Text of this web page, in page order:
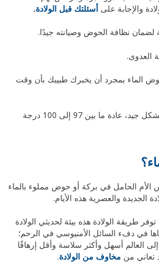
والإجابة على أسئلتك قبل الولادة.
لضمان نظافة الحوض وصيانته جيدًا.
العدوى.
الماء بمجرد أن يخبرك طبيبك بأن وقت
– درجة حرارة الماء منظمة بشكل جيد، عادة ما بين 97 إلى 100 درجة
الحامل في بركة أو حوض مملوء بالماء
الجديدة والعصرية هذه الأيام.
طريقة الولادة هذه بيئة لحديثي الولادة
في دفء السائل الأمنيوسي في الرحم؛
العالم أسهل وأكثر سلاسة وأقل إرهاقًا
تعاني من مخاوف من الولادة.